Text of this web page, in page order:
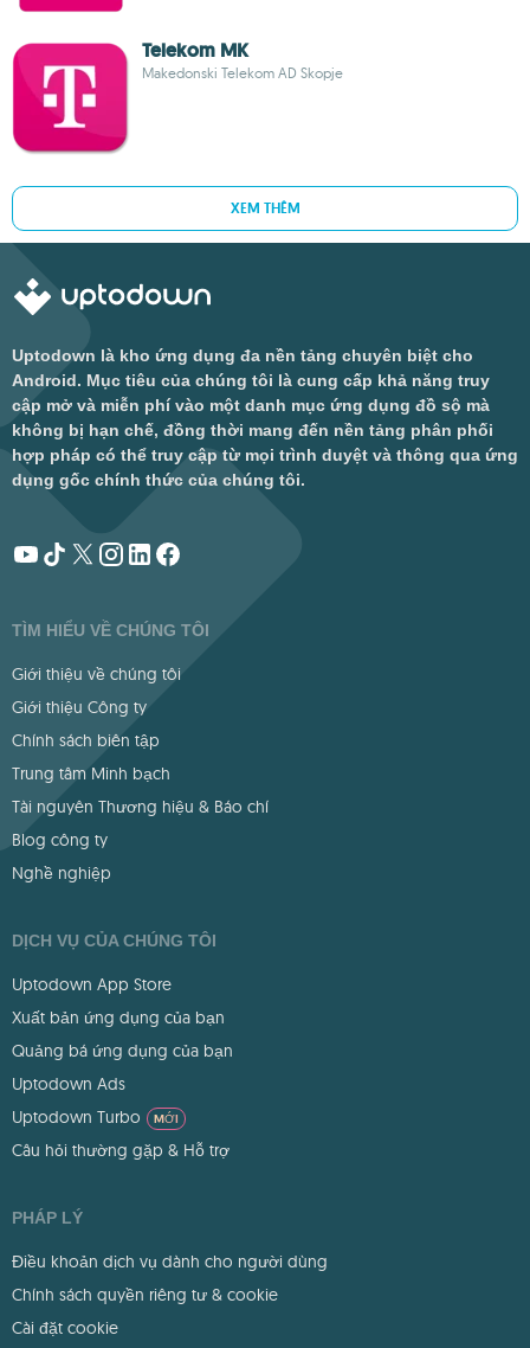
Telekom MK
Makedonski Telekom AD Skopje
XEM THÊM
Uptodown là kho ứng dụng đa nền tảng chuyên biệt cho
Android. Mục tiêu của chúng tôi là cung cấp khả năng truy
cập mở và miễn phí vào một danh mục ứng dụng đồ sộ mà
không bị hạn chế, đồng thời mang đến nền tảng phân phối
hợp pháp có thể truy cập từ mọi trình duyệt và thông qua ứng
dụng gốc chính thức của chúng tôi.
TÌM HIỂU VỀ CHÚNG TÔI
Giới thiệu về chúng tôi
Giới thiệu Công ty
Chính sách biên tập
Trung tâm Minh bạch
Tài nguyên Thương hiệu & Báo chí
Blog công ty
Nghề nghiệp
DỊCH VỤ CỦA CHÚNG TÔI
Uptodown App Store
Xuất bản ứng dụng của bạn
Quảng bá ứng dụng của bạn
Uptodown Ads
Uptodown Turbo
MỚI
Câu hỏi thường gặp & Hỗ trợ
PHÁP LÝ
Điều khoản dịch vụ dành cho người dùng
Chính sách quyền riêng tư & cookie
Cài đặt cookie